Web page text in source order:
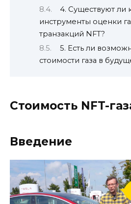
4. Существуют ли
инструменты оценки
транзакций NFT?
5. Есть ли
стоимости газа в
Стоимость NFT-
Введение